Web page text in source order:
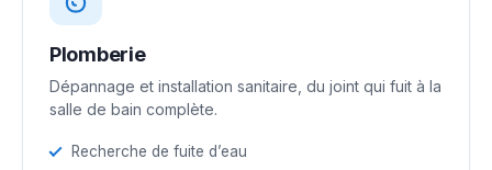
Plomberie
Dépannage et installation sanitaire, du joint qui fuit à la
salle de bain complète.
Recherche de fuite d’eau